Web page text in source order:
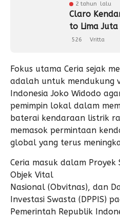
2 tahun lalu
Claro
to Lima Juta
526 Vritta
Fokus utama Ceria sejak
adalah untuk mendukung
Indonesia Joko Widodo
pemimpin lokal dalam
baterai kendaraan listrik
memasok permintaan
global yang terus
Ceria masuk dalam Proyek
Objek Vital
Nasional (Obvitnas), dan
Investasi Swasta (DPPIS)
Pemerintah Republik